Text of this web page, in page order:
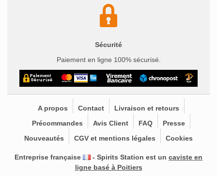
Sécurité
Paiement en ligne 100% sécurisé.
A propos Contact
Livraison et retours
Précommandes
Avis Client FAQ
Presse
Nouveautés
CGV et mentions légales Cookies
Entreprise française - Spirits Station est un caviste en
ligne basé à Poitiers